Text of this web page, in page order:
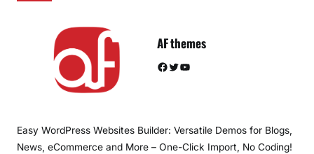
AF themes
Facebook Twitter YouTube
Easy WordPress Websites Builder: Versatile Demos for Blogs,
News, eCommerce and More – One-Click Import, No Coding!